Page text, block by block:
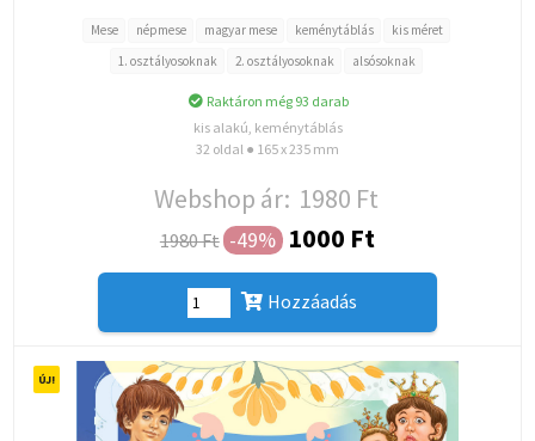
Mese népmese magyar mese keménytáblás
kis méret
1. osztályosoknak
2. osztályosoknak alsósoknak
Raktáron még 93 darab
kis alakú, keménytáblás
32 oldal ● 165 x 235 mm
Webshop ár: 1980 Ft
1980 Ft -49% 1000 Ft
Hozzáadás